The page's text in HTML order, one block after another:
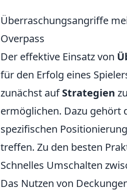
Überraschungsangriffe
Overpass
Der effektive Einsatz von
für den Erfolg eines
zunächst aufStrategien
ermöglichen. Dazu gehört
spezifischen
treffen. Zu den besten
Schnelles Umschalten
Das Nutzen von